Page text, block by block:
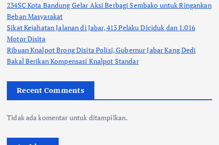
234SC Kota Bandung Gelar Aksi Berbagi Sembako untuk Ringankan
Beban Masyarakat
Sikat Kejahatan Jalanan di Jabar, 413 Pelaku Diciduk dan 1.016
Motor Disita
Ribuan Knalpot Brong Disita Polisi, Gubernur Jabar Kang Dedi
Bakal Berikan Kompensasi Knalpot Standar
Recent Comments
Tidak ada komentar untuk ditampilkan.